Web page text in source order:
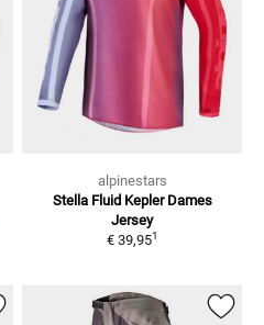
alpinestars
Stella Fluid Kepler Dames
Jersey
€ 39,951